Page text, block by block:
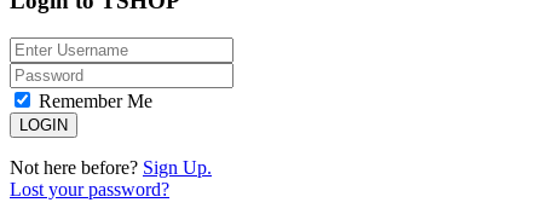
Remember Me
Not here before? Sign Up.
Lost your password?